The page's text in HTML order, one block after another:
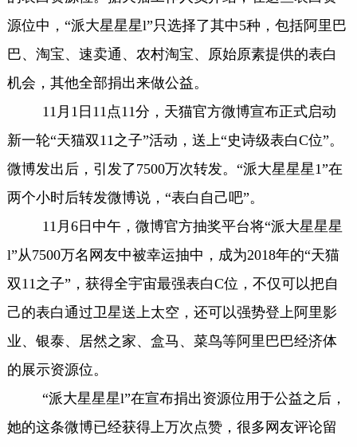
源位中，“派大星星星l”只选择了其中5种，包括阿里巴
巴、淘宝、速卖通、农村淘宝、原始原素提供的表白
机会，其他全部捐出来做公益。
11月1日11点11分，天猫官方微博宣布正式启动
新一轮“天猫双11之子”活动，送上“史诗级表白C位”。
微博发出后，引发了7500万次转发。“派大星星星1”在
两个小时后转发微博说，“表白自己吧”。
11月6日中午，微博官方抽奖平台将“派大星星星
l”从7500万名网友中被幸运抽中，成为2018年的“天猫
双11之子”，获得全宇宙最强表白C位，不仅可以把自
己的表白通过卫星送上太空，还可以强势登上阿里影
业、银泰、居然之家、盒马、菜鸟等阿里巴巴经济体
的展示资源位。
“派大星星星l”在宣布捐出资源位用于公益之后，
她的这条微博已经获得上万次点赞，很多网友评论留